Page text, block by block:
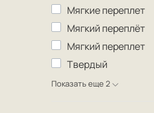
Мягкие переплет
Мягкий переплёт
Мягкий переплет
Твердый
Показать еще 2